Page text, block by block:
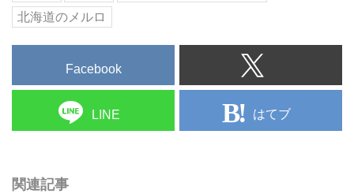
北海道のメルロ
Facebook
LINE はてブ
関連記事